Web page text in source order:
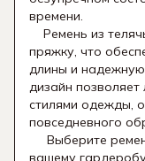
времени.
Ремень из
пряжку, что
длины и
дизайн позволяет
стилями одежды,
повседневного
Выберите
вашему